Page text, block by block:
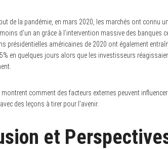
de la pandémie, en mars 2020, les marchés ont connu
d’un an grâce à l’intervention massive des banques
présidentielles américaines de 2020 ont également
en quelques jours alors que les investisseurs
montrent comment des facteurs externes peuvent
des leçons à tirer pour l’avenir.
et